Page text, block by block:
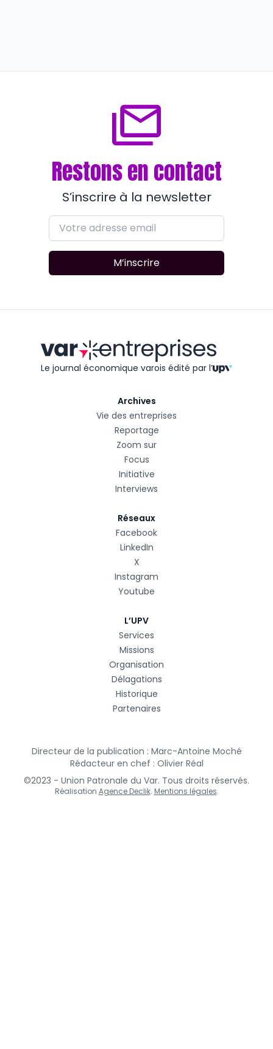
Restons en contact
S’inscrire à la newsletter
M’inscrire
Le journal économique varois édité par l’
Archives
Vie des entreprises
Reportage
Zoom sur
Focus
Initiative
Interviews
Réseaux
Facebook
LinkedIn
X
Instagram
Youtube
L’UPV
Services
Missions
Organisation
Délagations
Historique
Partenaires
Directeur de la publication : Marc-Antoine Moché
Rédacteur en chef : Olivier Réal
©2023 - Union Patronale du Var. Tous droits réservés.
Réalisation Agence Declik. Mentions légales.